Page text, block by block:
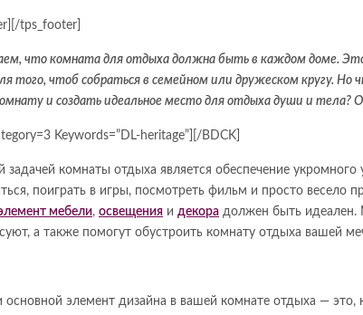
tps_footer]
что комната для отдыха должна быть в каждом доме.
того, чтоб собраться в семейном или дружеском кругу.
и создать идеальное место для отдыха души и тела?
Keywords=”DL-heritage”][/BDCK]
задачей комнаты отдыха является обеспечение
поиграть в игры, посмотреть фильм и просто весело
мебели, освещения и декора должен быть идеален.
а также помогут обустроить комнату отдыха вашей
основной элемент дизайна в вашей комнате отдыха — это,